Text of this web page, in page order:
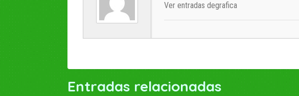
Ver entradas degrafica
Entradas relacionadas